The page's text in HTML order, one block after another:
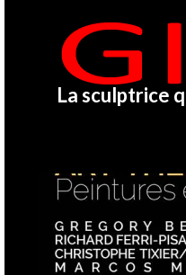
La sculptrice